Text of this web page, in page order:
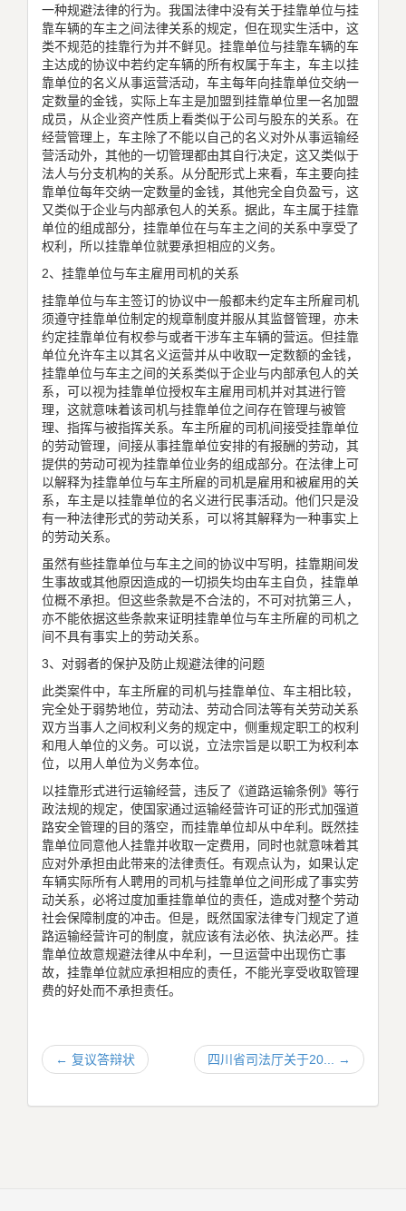
一种规避法律的行为。我国法律中没有关于挂靠单位与挂
靠车辆的车主之间法律关系的规定，但在现实生活中，这
类不规范的挂靠行为并不鲜见。挂靠单位与挂靠车辆的车
主达成的协议中若约定车辆的所有权属于车主，车主以挂
靠单位的名义从事运营活动，车主每年向挂靠单位交纳一
定数量的金钱，实际上车主是加盟到挂靠单位里一名加盟
成员，从企业资产性质上看类似于公司与股东的关系。在
经营管理上，车主除了不能以自己的名义对外从事运输经
营活动外，其他的一切管理都由其自行决定，这又类似于
法人与分支机构的关系。从分配形式上来看，车主要向挂
靠单位每年交纳一定数量的金钱，其他完全自负盈亏，这
又类似于企业与内部承包人的关系。据此，车主属于挂靠
单位的组成部分，挂靠单位在与车主之间的关系中享受了
权利，所以挂靠单位就要承担相应的义务。
2、挂靠单位与车主雇用司机的关系
挂靠单位与车主签订的协议中一般都未约定车主所雇司机
须遵守挂靠单位制定的规章制度并服从其监督管理，亦未
约定挂靠单位有权参与或者干涉车主车辆的营运。但挂靠
单位允许车主以其名义运营并从中收取一定数额的金钱，
挂靠单位与车主之间的关系类似于企业与内部承包人的关
系，可以视为挂靠单位授权车主雇用司机并对其进行管
理，这就意味着该司机与挂靠单位之间存在管理与被管
理、指挥与被指挥关系。车主所雇的司机间接受挂靠单位
的劳动管理，间接从事挂靠单位安排的有报酬的劳动，其
提供的劳动可视为挂靠单位业务的组成部分。在法律上可
以解释为挂靠单位与车主所雇的司机是雇用和被雇用的关
系，车主是以挂靠单位的名义进行民事活动。他们只是没
有一种法律形式的劳动关系，可以将其解释为一种事实上
的劳动关系。
虽然有些挂靠单位与车主之间的协议中写明，挂靠期间发
生事故或其他原因造成的一切损失均由车主自负，挂靠单
位概不承担。但这些条款是不合法的，不可对抗第三人，
亦不能依据这些条款来证明挂靠单位与车主所雇的司机之
间不具有事实上的劳动关系。
3、对弱者的保护及防止规避法律的问题
此类案件中，车主所雇的司机与挂靠单位、车主相比较，
完全处于弱势地位，劳动法、劳动合同法等有关劳动关系
双方当事人之间权利义务的规定中，侧重规定职工的权利
和甩人单位的义务。可以说，立法宗旨是以职工为权利本
位，以用人单位为义务本位。
以挂靠形式进行运输经营，违反了《道路运输条例》等行
政法规的规定，使国家通过运输经营许可证的形式加强道
路安全管理的目的落空，而挂靠单位却从中牟利。既然挂
靠单位同意他人挂靠并收取一定费用，同时也就意味着其
应对外承担由此带来的法律责任。有观点认为，如果认定
车辆实际所有人聘用的司机与挂靠单位之间形成了事实劳
动关系，必将过度加重挂靠单位的责任，造成对整个劳动
社会保障制度的冲击。但是，既然国家法律专门规定了道
路运输经营许可的制度，就应该有法必依、执法必严。挂
靠单位故意规避法律从中牟利，一旦运营中出现伤亡事
故，挂靠单位就应承担相应的责任，不能光享受收取管理
费的好处而不承担责任。
← 复议答辩状 四川省司法厅关于20... →